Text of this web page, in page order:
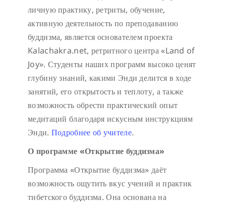
личную практику, ретриты, обучение,
активную деятельность по преподаванию
буддизма, является основателем проекта
Kalachakra.net, ретритного центра «Land of
Joy». Студенты наших программ высоко ценят
глубину знаний, какими Энди делится в ходе
занятий, его открытость и теплоту, а также
возможность обрести практический опыт
медитаций благодаря искусным инструкциям
Энди. Подробнее об учителе.
О программе «Открытие буддизма»
Программа «Открытие буддизма» даёт
возможность ощутить вкус учений и практик
тибетского буддизма. Она основана на